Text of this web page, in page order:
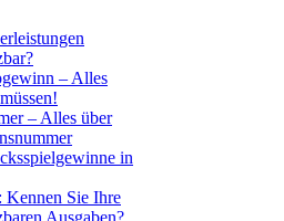
– Alles
– Alles über
in
Kennen Sie Ihre
Ausgaben?